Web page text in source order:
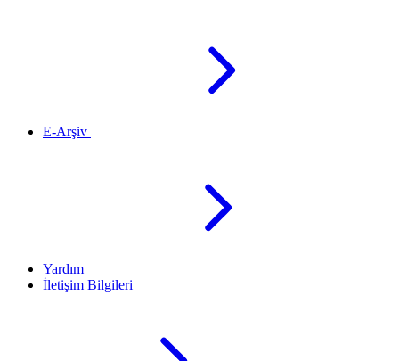
E-Arşiv
Yardım
İletişim Bilgileri